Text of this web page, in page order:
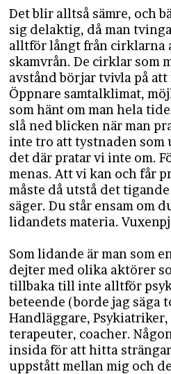
Det blir alltså sämre, och
sig delaktig, då man
alltför långt från cirklarna
skamvrån. De cirklar som
avstånd börjar tvivla på
Öppnare samtalklimat,
som hänt om man hela
slå ned blicken när man
inte tro att tystnaden som
det där pratar vi inte om.
menas. Att vi kan och får
måste då utstå det
säger. Du står ensam om
lidandets materia.
Som lidande är man som
dejter med olika aktörer
tillbaka till inte alltför
beteende (borde jag säga
Handläggare,
terapeuter, coacher.
insida för att hitta
uppstått mellan mig och